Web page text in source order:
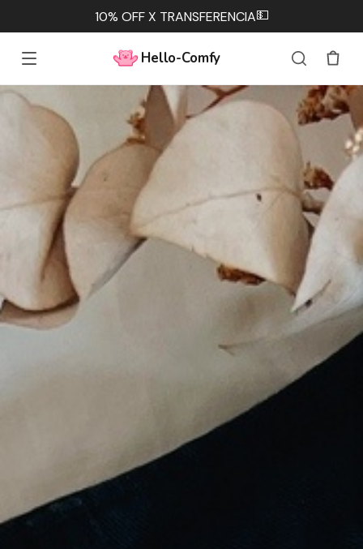
3 cuotas sin interés 🧸💳
Hello-Comfy